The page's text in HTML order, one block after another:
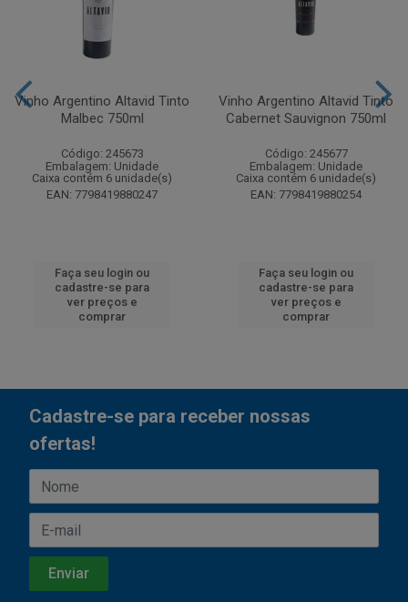
Vinho Argentino Altavid Tinto
Malbec 750ml
Código: 245673
Embalagem: Unidade
Caixa contém 6 unidade(s)
EAN: 7798419880247
Faça seu login ou
cadastre-se para
ver preços e
comprar
Vinho Argentino Altavid Tinto
Cabernet Sauvignon 750ml
Código: 245677
Embalagem: Unidade
Caixa contém 6 unidade(s)
EAN: 7798419880254
Faça seu login ou
cadastre-se para
ver preços e
comprar
Cadastre-se para receber nossas
ofertas!